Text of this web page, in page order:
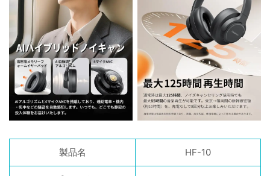
製品名 HF-10